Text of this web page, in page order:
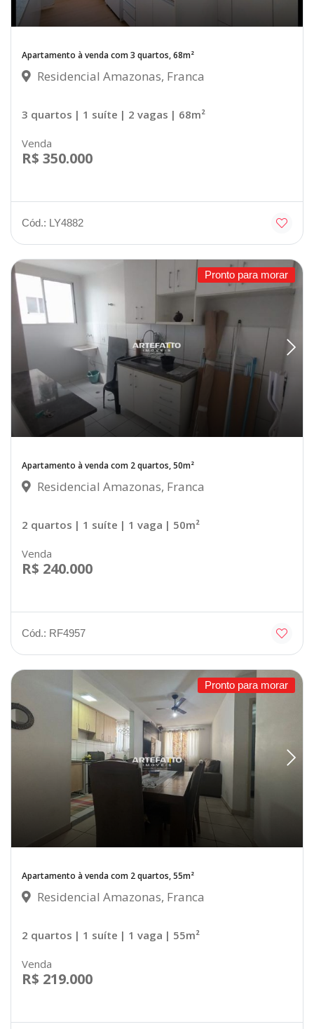
Apartamento à venda com 3 quartos, 68m²
Residencial Amazonas, Franca
3 quartos | 1 suíte | 2 vagas | 68m²
Venda
R$ 350.000
Cód.: LY4882
Pronto para morar
Apartamento à venda com 2 quartos, 50m²
Residencial Amazonas, Franca
2 quartos | 1 suíte | 1 vaga | 50m²
Venda
R$ 240.000
Cód.: RF4957
Pronto para morar
Apartamento à venda com 2 quartos, 55m²
Residencial Amazonas, Franca
2 quartos | 1 suíte | 1 vaga | 55m²
Venda
R$ 219.000